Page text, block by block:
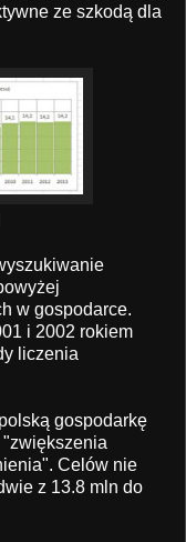
ze szkodą dla
w gospodarce.
i 2002 rokiem
liczenia
gospodarkę
"zwiększenia
Celów nie
z 13.8 mln do